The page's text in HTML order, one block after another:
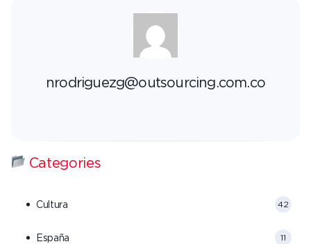
nrodriguezg@outsourcing.com.co
Categories
Cultura 42
España 11